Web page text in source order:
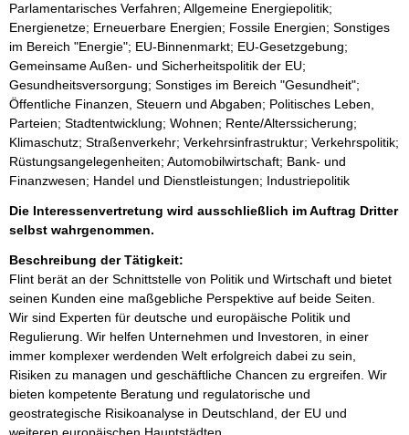
Parlamentarisches Verfahren; Allgemeine Energiepolitik;
Energienetze; Erneuerbare Energien; Fossile Energien; Sonstiges
im Bereich "Energie"; EU-Binnenmarkt; EU-Gesetzgebung;
Gemeinsame Außen- und Sicherheitspolitik der EU;
Gesundheitsversorgung; Sonstiges im Bereich "Gesundheit";
Öffentliche Finanzen, Steuern und Abgaben; Politisches Leben,
Parteien; Stadtentwicklung; Wohnen; Rente/Alterssicherung;
Klimaschutz; Straßenverkehr; Verkehrsinfrastruktur; Verkehrspolitik;
Rüstungsangelegenheiten; Automobilwirtschaft; Bank- und
Finanzwesen; Handel und Dienstleistungen; Industriepolitik
Die Interessenvertretung wird ausschließlich im Auftrag Dritter
selbst wahrgenommen.
Beschreibung der Tätigkeit:
Flint berät an der Schnittstelle von Politik und Wirtschaft und bietet
seinen Kunden eine maßgebliche Perspektive auf beide Seiten.
Wir sind Experten für deutsche und europäische Politik und
Regulierung. Wir helfen Unternehmen und Investoren, in einer
immer komplexer werdenden Welt erfolgreich dabei zu sein,
Risiken zu managen und geschäftliche Chancen zu ergreifen. Wir
bieten kompetente Beratung und regulatorische und
geostrategische Risikoanalyse in Deutschland, der EU und